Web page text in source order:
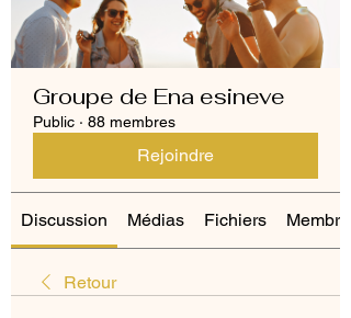
Groupe de Ena esineve
Public · 88 membres
Rejoindre
Discussion Médias Fichiers Membres
Retour